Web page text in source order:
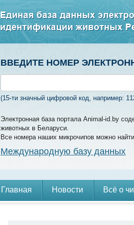
ВВЕДИТЕ НОМЕР
(15-ти значный цифровой код, например:
Электронная база портала Animal-id.by
животных в Беларуси.
Все номера наших микрочипов можно
Международную базу данных
Главная Новости Всё о